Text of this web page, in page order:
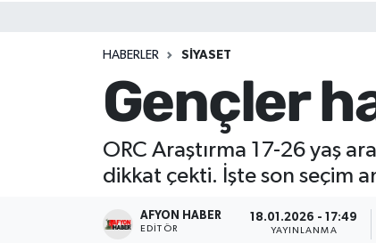
HABERLER SIYASET
Gençler
ORC Araştırma 17-26 yaş
dikkat çekti. İşte son seçim
AFYON HABER
EDITÖR
18.01.2026 - 17:49
YAYINLANMA
Asayiş Yaşam
Sivil Toplum
Ekonomi